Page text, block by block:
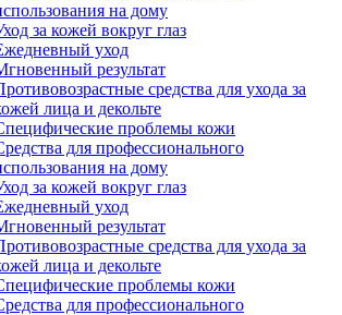
на дому
за кожей вокруг глаз
уход
результат
средства для ухода за
лица и декольте
проблемы кожи
для профессионального
на дому
за кожей вокруг глаз
уход
результат
средства для ухода за
лица и декольте
проблемы кожи
для профессионального